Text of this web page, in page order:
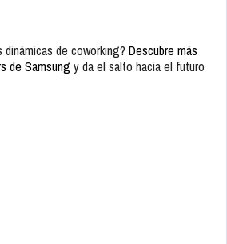
de coworking? Descubre más
de Samsung y da el salto hacia el futuro